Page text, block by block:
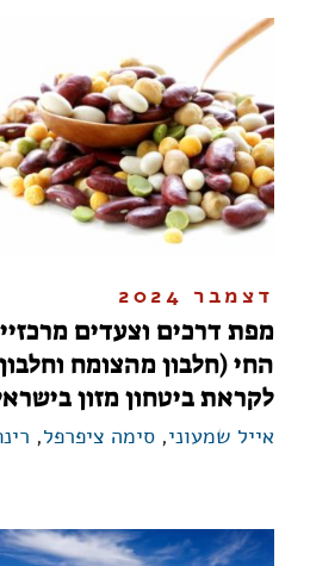
דצמבר 2024
מפת דרכים וצעדים
החי (חלבון מהצומח
לקראת ביטחון מזון בישראל
אייל שמעוני, סימה ציפרפל,